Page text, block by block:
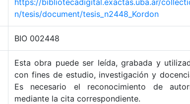
https://bibliotecadigital.exactas.uba.ar/
n/tesis/document/tesis_n2448_Kordon
BIO 002448
Esta obra puede ser leída, grabada y
con fines de estudio, investigación y
Es necesario el reconocimiento de
mediante la cita correspondiente.